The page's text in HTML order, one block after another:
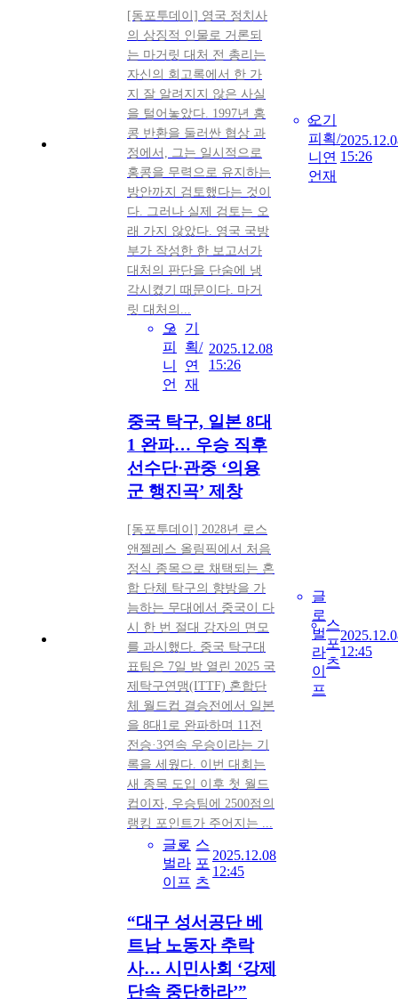
[동포투데이] 영국 정치사
의 상징적 인물로 거론되
는 마거릿 대처 전 총리는
자신의 회고록에서 한 가
지 잘 알려지지 않은 사실
을 털어놓았다. 1997년 홍
콩 반환을 둘러싼 협상 과
정에서, 그는 일시적으로
홍콩을 무력으로 유지하는
방안까지 검토했다는 것이
다. 그러나 실제 검토는 오
래 가지 않았다. 영국 국방
부가 작성한 한 보고서가
대처의 판단을 단숨에 냉
각시켰기 때문이다. 마거
릿 대처의...
오
피
니
언
기
획/
연
재
2025.12.08
15:26
오
피
니
언
기
획/
연
재
15:26
중국 탁구, 일본 8대
1 완파… 우승 직후
선수단·관중 ‘의용
군 행진곡’ 제창
[동포투데이] 2028년 로스
앤젤레스 올림픽에서 처음
정식 종목으로 채택되는 혼
합 단체 탁구의 향방을 가
늠하는 무대에서 중국이 다
시 한 번 절대 강자의 면모
를 과시했다. 중국 탁구대
표팀은 7일 밤 열린 2025 국
제탁구연맹(ITTF) 혼합단
체 월드컵 결승전에서 일본
을 8대1로 완파하며 11전
전승·3연속 우승이라는 기
록을 세웠다. 이번 대회는
새 종목 도입 이후 첫 월드
컵이자, 우승팀에 2500점의
랭킹 포인트가 주어지는 ...
글로
벌라
이프
스
포
츠
2025.12.08
12:45
글
로
벌
라
이
프
스
포
츠
12:45
“대구 성서공단 베
트남 노동자 추락
사… 시민사회 ‘강제
단속 중단하라’”